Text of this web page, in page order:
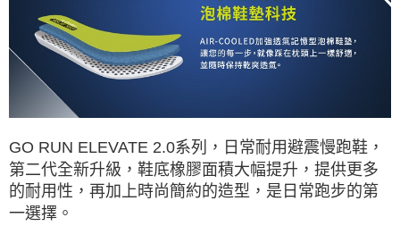
GO RUN ELEVATE 2.0系列，日常耐用避震慢跑鞋，
第二代全新升級，鞋底橡膠面積大幅提升，提供更多
的耐用性，再加上時尚簡約的造型，是日常跑步的第
一選擇。